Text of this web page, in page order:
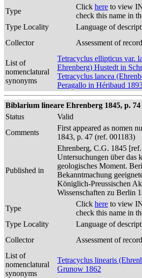
Type
Click here to view
check this name in
Type Locality
Language of
Collector
Assessment of
List of
nomenclatural
synonyms
Tetracyclus ellipticus var.
Ehrenberg) Hustedt in
Tetracyclus lancea
Peragallo in Héribaud
Biblarium lineare Ehrenberg 1845, p. 74
Status
Valid
Comments
First appeared as nomen
1843, p. 47 (ref. 001183)
Published in
Ehrenberg, C.G. 1845 [ref.
Untersuchungen über das
geologisches Moment.
Bekanntmachung
Königlich-Preussischen
Wissenschaften zu Berlin
Type
Click here to view
check this name in
Type Locality
Language of
Collector
Assessment of
List of
nomenclatural
synonyms
Tetracyclus linearis
Grunow 1862